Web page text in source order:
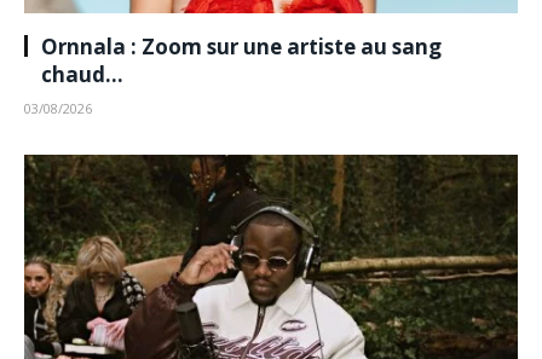
Ornnala : Zoom sur une artiste au sang
chaud…
03/08/2026